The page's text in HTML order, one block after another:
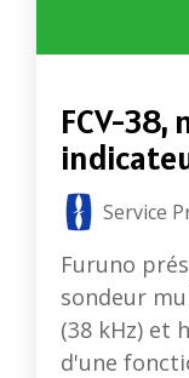
FCV-38,
Service
Furuno
sondeur
(38 kHz) et
d'une